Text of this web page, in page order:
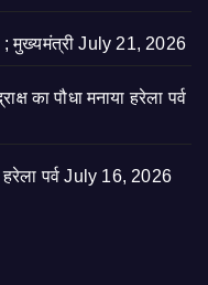
मुख्यमंत्री July 21, 2026
का पौधा मनाया हरेला पर्व
पर्व July 16, 2026